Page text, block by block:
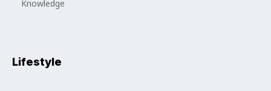
Knowledge
Lifestyle